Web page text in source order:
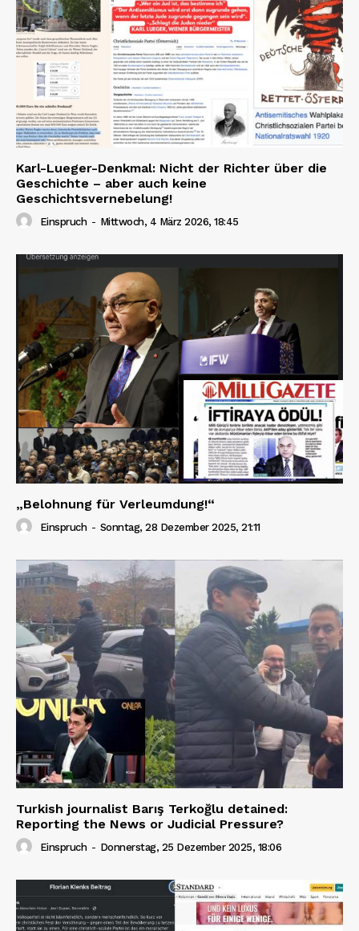
Karl-Lueger-Denkmal: Nicht der Richter über die
Geschichte – aber auch keine
Geschichtsvernebelung!
Einspruch - Mittwoch, 4 März 2026, 18:45
„Belohnung für Verleumdung!“
Einspruch - Sonntag, 28 Dezember 2025, 21:11
Turkish journalist Barış Terkoğlu detained:
Reporting the News or Judicial Pressure?
Einspruch - Donnerstag, 25 Dezember 2025, 18:06